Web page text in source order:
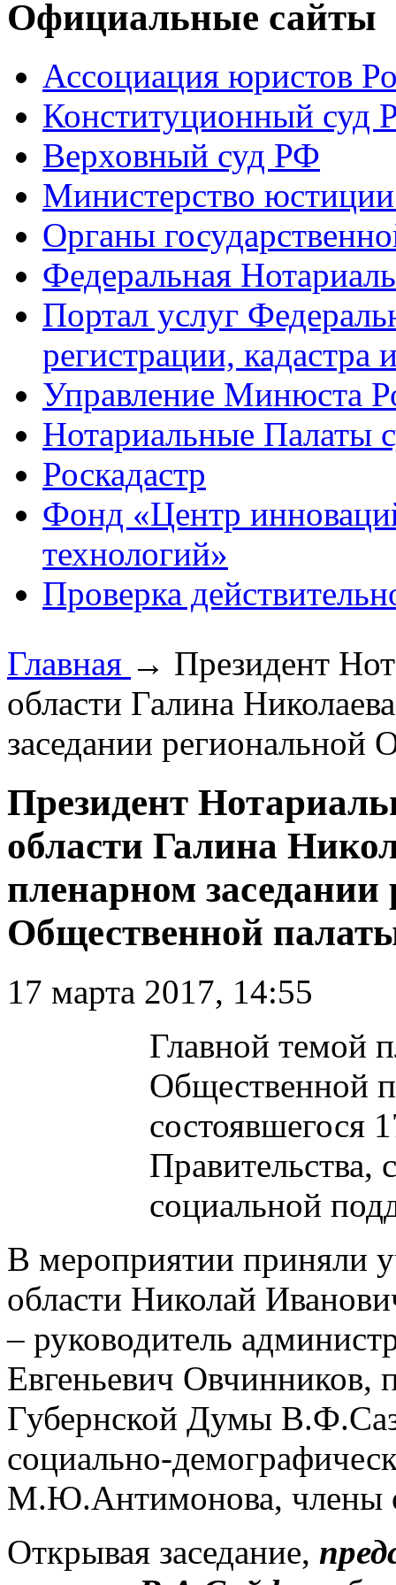
Официальные сайты
Ассоциация юристов
Конституционный суд
Верховный суд РФ
Министерство
Органы
Федеральная
Портал услуг
регистрации, кадастра
Управление Минюста
Нотариальные Палаты
Роскадастр
Фонд «Центр
технологий»
Проверка
Главная → Президент
области Галина
заседании региональной
Президент
области Галина
пленарном заседании
Общественной
17 марта 2017, 14:55
Главной темой
Общественной
состоявшегося
Правительства,
социальной
В мероприятии приняли
области Николай
– руководитель
Евгеньевич Овчинников,
Губернской Думы
социально-
М.Ю.Антимонова, члены
Открывая заседание,